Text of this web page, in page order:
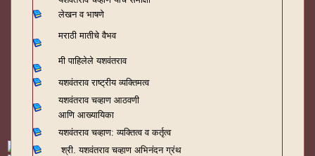
लेखन व भाषणे
मराठी मातीचे वैभव
मी पाहिलेले यशवंतराव
यशवंतराव राष्ट्रीय व्यक्तिमत्व
यशवंतराव चव्हाण आठवणी
आणि आख्यायिका
यशवंतराव चव्हाण: व्यक्तित्व व कर्तृत्व
श्री. यशवंतराव चव्हाण अभिनंदन ग्रंथ